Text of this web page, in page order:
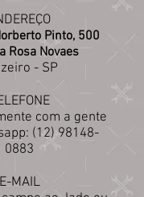
Pinto, 500
Rosa Novaes
- SP
com a gente
(12) 98148-
0883
E-MAIL